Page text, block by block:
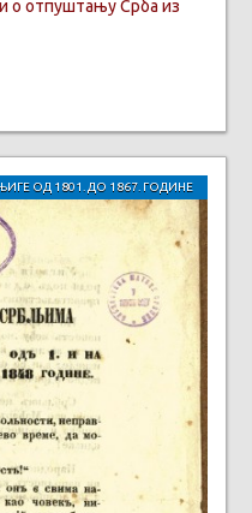
о отпуштању Срба из
ОД 1801. ДО 1867. ГОДИНЕ